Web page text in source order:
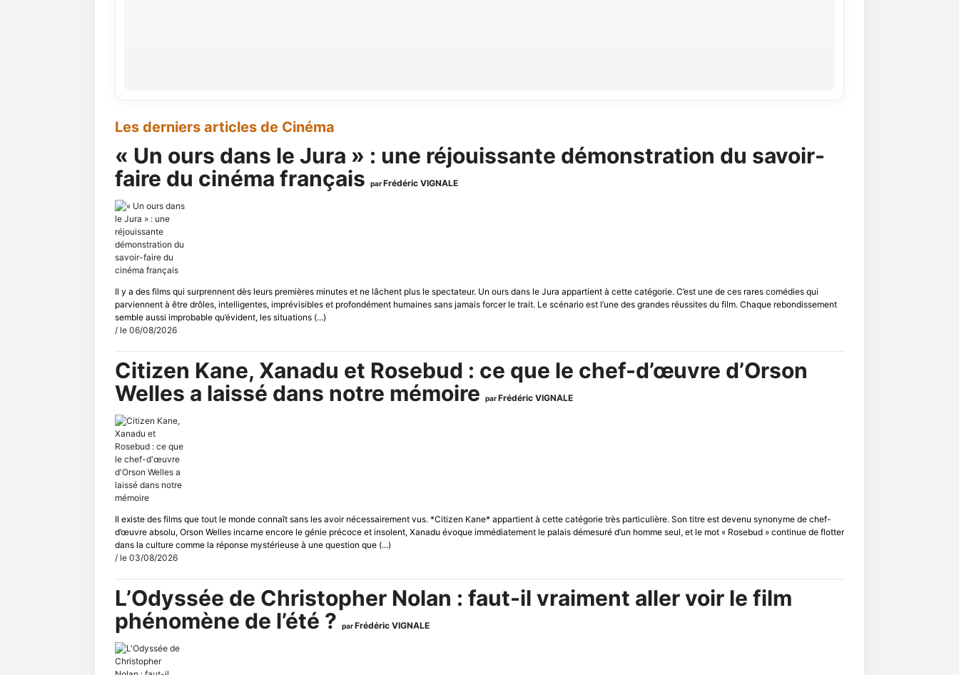
Les derniers articles de Cinéma
« Un ours dans le Jura » : une réjouissante démonstration du savoir-
faire du cinéma français
parFrédéric VIGNALE
Il y a des films qui surprennent dès leurs premières minutes et ne lâchent plus le spectateur. Un ours dans le Jura appartient à cette catégorie. C’est une de ces rares comédies qui
parviennent à être drôles, intelligentes, imprévisibles et profondément humaines sans jamais forcer le trait. Le scénario est l’une des grandes réussites du film. Chaque rebondissement
semble aussi improbable qu’évident, les situations (...)
/ le 06/08/2026
Citizen Kane, Xanadu et Rosebud : ce que le chef-d’œuvre d’Orson
Welles a laissé dans notre mémoire
parFrédéric VIGNALE
Il existe des films que tout le monde connaît sans les avoir nécessairement vus. *Citizen Kane* appartient à cette catégorie très particulière. Son titre est devenu synonyme de chef-
d’œuvre absolu, Orson Welles incarne encore le génie précoce et insolent, Xanadu évoque immédiatement le palais démesuré d’un homme seul, et le mot « Rosebud » continue de flotter
dans la culture comme la réponse mystérieuse à une question que (...)
/ le 03/08/2026
L’Odyssée de Christopher Nolan : faut-il vraiment aller voir le film
phénomène de l’été ?
parFrédéric VIGNALE